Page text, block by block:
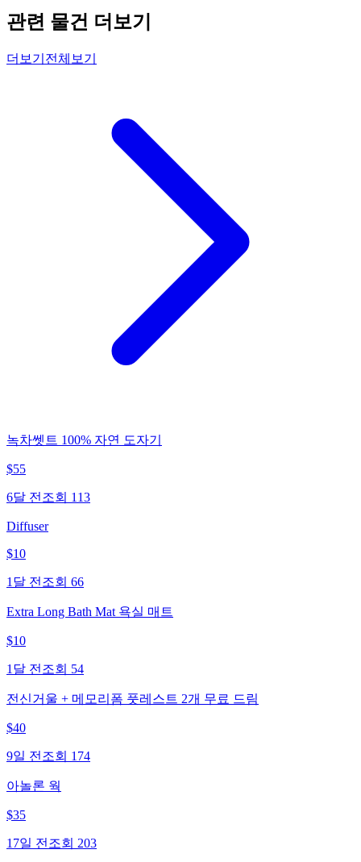
관련 물건 더보기
더보기 전체보기
녹차쎗트 100% 자연 도자기
$55
6달 전 조회 113
Diffuser
$10
1달 전 조회 66
Extra Long Bath Mat 욕실 매트
$10
1달 전 조회 54
전신거울 + 메모리폼 풋레스트 2개 무료 드림
$40
9일 전 조회 174
아놀론 웍
$35
17일 전 조회 203